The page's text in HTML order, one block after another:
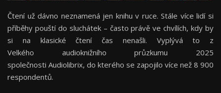
Čtení už dávno neznamená jen knihu v ruce. Stále více lidí si
příběhy pouští do sluchátek – často právě ve chvílích, kdy by
si na klasické čtení čas nenašli. Vyplývá to z
Velkého audioknižního průzkumu 2025
společnosti Audiolibrix, do kterého se zapojilo více než 8 900
respondentů.